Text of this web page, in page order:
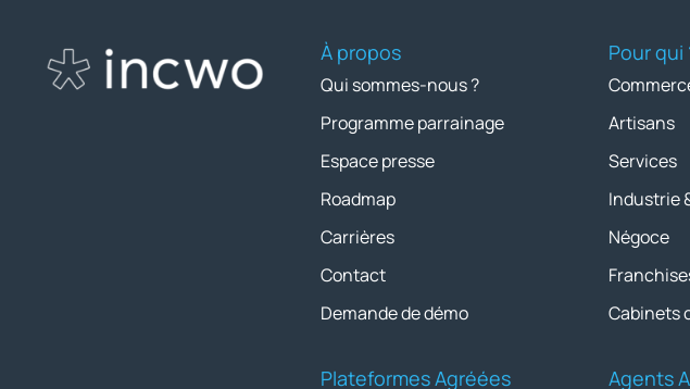
À propos
Qui sommes-nous ?
Programme parrainage
Espace presse
Roadmap
Carrières
Contact
Demande de démo
Plateformes Agréées
Pour qui
Artisans
Services
Industrie
Négoce
Cabinets
Agents